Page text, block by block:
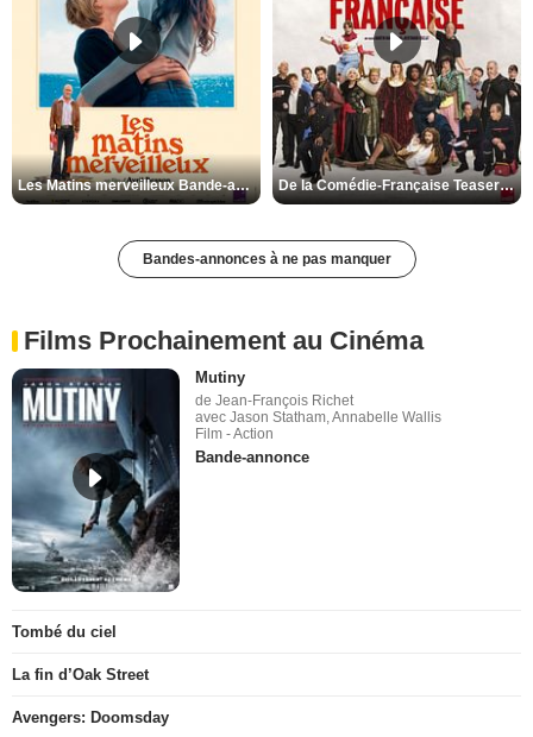
Les Matins merveilleux Bande-annonce VF De la Comédie-Française Teaser VF
Bandes-annonces à ne pas manquer
Films Prochainement au Cinéma
Mutiny
de Jean-François Richet
avec Jason Statham, Annabelle Wallis
Film - Action
Bande-annonce
Tombé du ciel
La fin d’Oak Street
Avengers: Doomsday